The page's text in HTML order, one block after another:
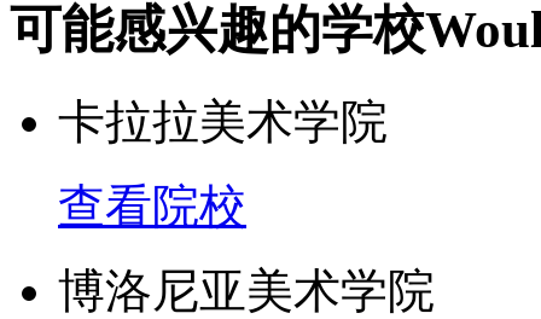
可能感兴趣的学校
卡拉拉美术学院
查看院校
博洛尼亚美术学院